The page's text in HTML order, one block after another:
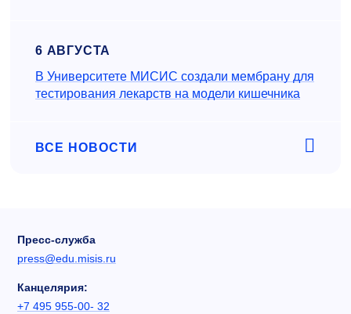
6 АВГУСТА
В Университете МИСИС создали мембрану для
тестирования лекарств на модели кишечника
ВСЕ НОВОСТИ
Пресс-служба
press@edu.misis.ru
Канцелярия:
+7 495 955-00- 32